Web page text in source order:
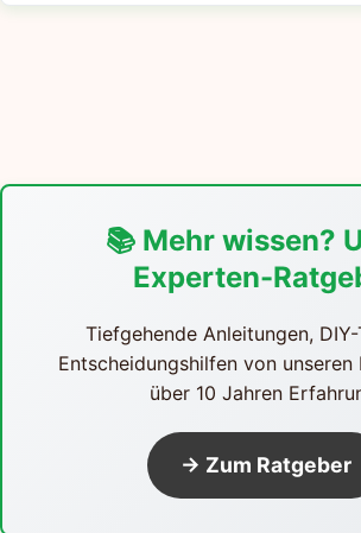
📚 Mehr wissen?
Experten-
Tiefgehende Anleitungen,
Entscheidungshilfen von
über 10 Jahren
→ Zum Ratgeber